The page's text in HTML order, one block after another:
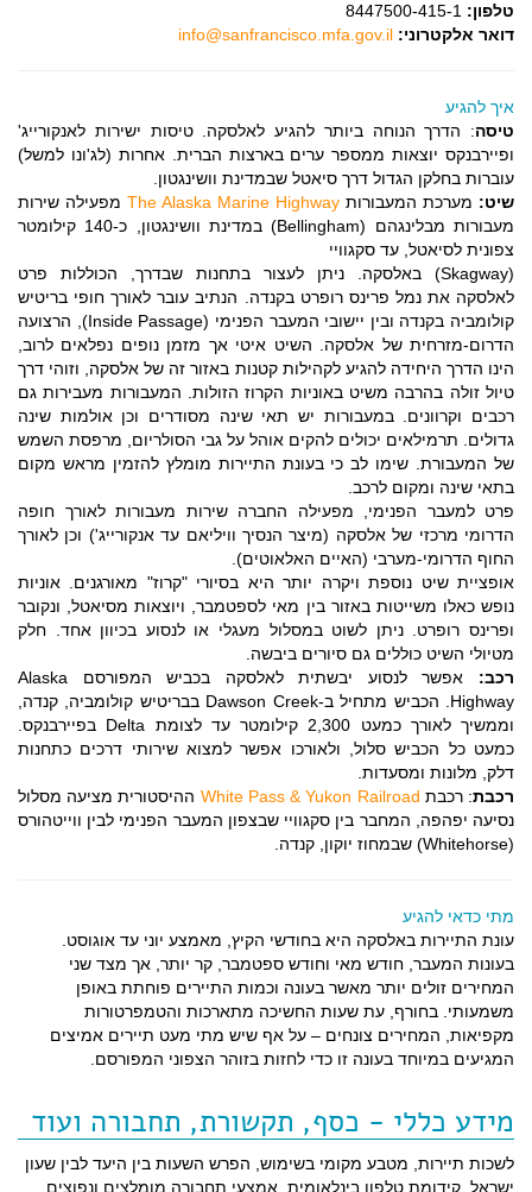
טלפון:
דואר אלקטרוני: info@sanfrancisco.mfa.gov.il
איך להגיע
טיסה: הדרך הנוחה ביותר להגיע לאלסקה. טיסות ישירות לאנקורייג'
ופיירבנקס יוצאות ממספר ערים בארצות הברית. אחרות (לג'ונו למשל)
עוברות בחלקן הגדול דרך סיאטל שבמדינת וושינגטון.
שיט: מערכת המעבורות The Alaska Marine Highway מפעילה שירות
מעבורות מבלינגהם (Bellingham) במדינת וושינגטון, כ-140 קילומטר
צפונית לסיאטל, עד סקגוויי
(Skagway) באלסקה. ניתן לעצור בתחנות שבדרך, הכוללות פרט
לאלסקה את נמל פרינס רופרט בקנדה. הנתיב עובר לאורך חופי בריטיש
קולומביה בקנדה ובין יישובי המעבר הפנימי (Inside Passage), הרצועה
הדרום-מזרחית של אלסקה. השיט איטי אך מזמן נופים נפלאים לרוב,
הינו הדרך היחידה להגיע לקהילות קטנות באזור זה של אלסקה, וזוהי דרך
טיול זולה בהרבה משיט באוניות הקרוז הזולות. המעבורות מעבירות גם
רכבים וקרוונים. במעבורות יש תאי שינה מסודרים וכן אולמות שינה
גדולים. תרמילאים יכולים להקים אוהל על גבי הסולריום, מרפסת השמש
של המעבורת. שימו לב כי בעונת התיירות מומלץ להזמין מראש מקום
בתאי שינה ומקום לרכב.
פרט למעבר הפנימי, מפעילה החברה שירות מעבורות לאורך חופה
הדרומי מרכזי של אלסקה (מיצר הנסיך וויליאם עד אנקורייג') וכן לאורך
החוף הדרומי-מערבי (האיים האלאוטים).
אופציית שיט נוספת ויקרה יותר היא בסיורי "קרוז" מאורגנים. אוניות
נופש כאלו משייטות באזור בין מאי לספטמבר, ויוצאות מסיאטל, ונקובר
ופרינס רופרט. ניתן לשוט במסלול מעגלי או לנסוע בכיוון אחד. חלק
מטיולי השיט כוללים גם סיורים ביבשה.
רכב:
אפשר לנסוע יבשתית לאלסקה בכביש המפורסם Alaska
Highway. הכביש מתחיל ב-Dawson Creek בבריטיש קולומביה, קנדה,
וממשיך לאורך כמעט 2,300 קילומטר עד לצומת Delta בפיירבנקס.
כמעט כל הכביש סלול, ולאורכו אפשר למצוא שירותי דרכים כתחנות
דלק, מלונות ומסעדות.
רכבת: רכבת White Pass & Yukon Railroad ההיסטורית מציעה מסלול
נסיעה יפהפה, המחבר בין סקגוויי שבצפון המעבר הפנימי לבין ווייטהורס
(Whitehorse) שבמחוז יוקון, קנדה.
מתי כדאי להגיע
עונת התיירות באלסקה היא בחודשי הקיץ, מאמצע יוני עד אוגוסט.
בעונות המעבר, חודש מאי וחודש ספטמבר, קר יותר, אך מצד שני
המחירים זולים יותר מאשר בעונה וכמות התיירים פוחתת באופן
משמעותי. בחורף, עת שעות החשיכה מתארכות והטמפרטורות
מקפיאות, המחירים צונחים – על אף שיש מתי מעט תיירים אמיצים
המגיעים במיוחד בעונה זו כדי לחזות בזוהר הצפוני המפורסם.
מידע כללי - כסף, תקשורת, תחבורה ועוד
לשכות תיירות, מטבע מקומי בשימוש, הפרש השעות בין היעד לבין שעון
ישראל, קידומת טלפון בינלאומית, אמצעי תחבורה מומלצים ונפוצים,